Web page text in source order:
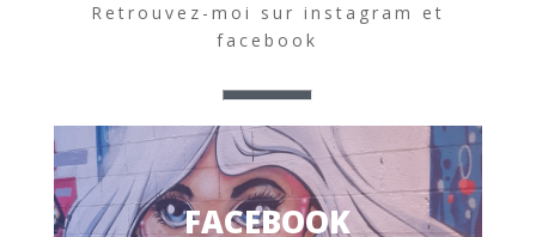
Retrouvez-moi sur instagram et
facebook
FACEBOOK